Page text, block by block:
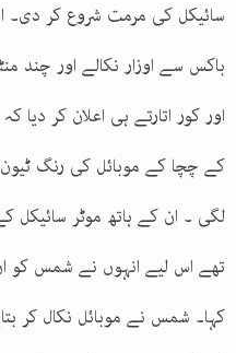
سائیکل کی مرمت شروع کر دی۔
باکس سے اوزار نکالے اور چند
اور کور اتارتے ہی اعلان کر
کے چچا کے موبائل کی رنگ
لگی ۔ ان کے ہاتھ موٹر سائیکل
تھے اس لیے انہوں نے شمس کو
کہا۔ شمس نے موبائل نکال کر